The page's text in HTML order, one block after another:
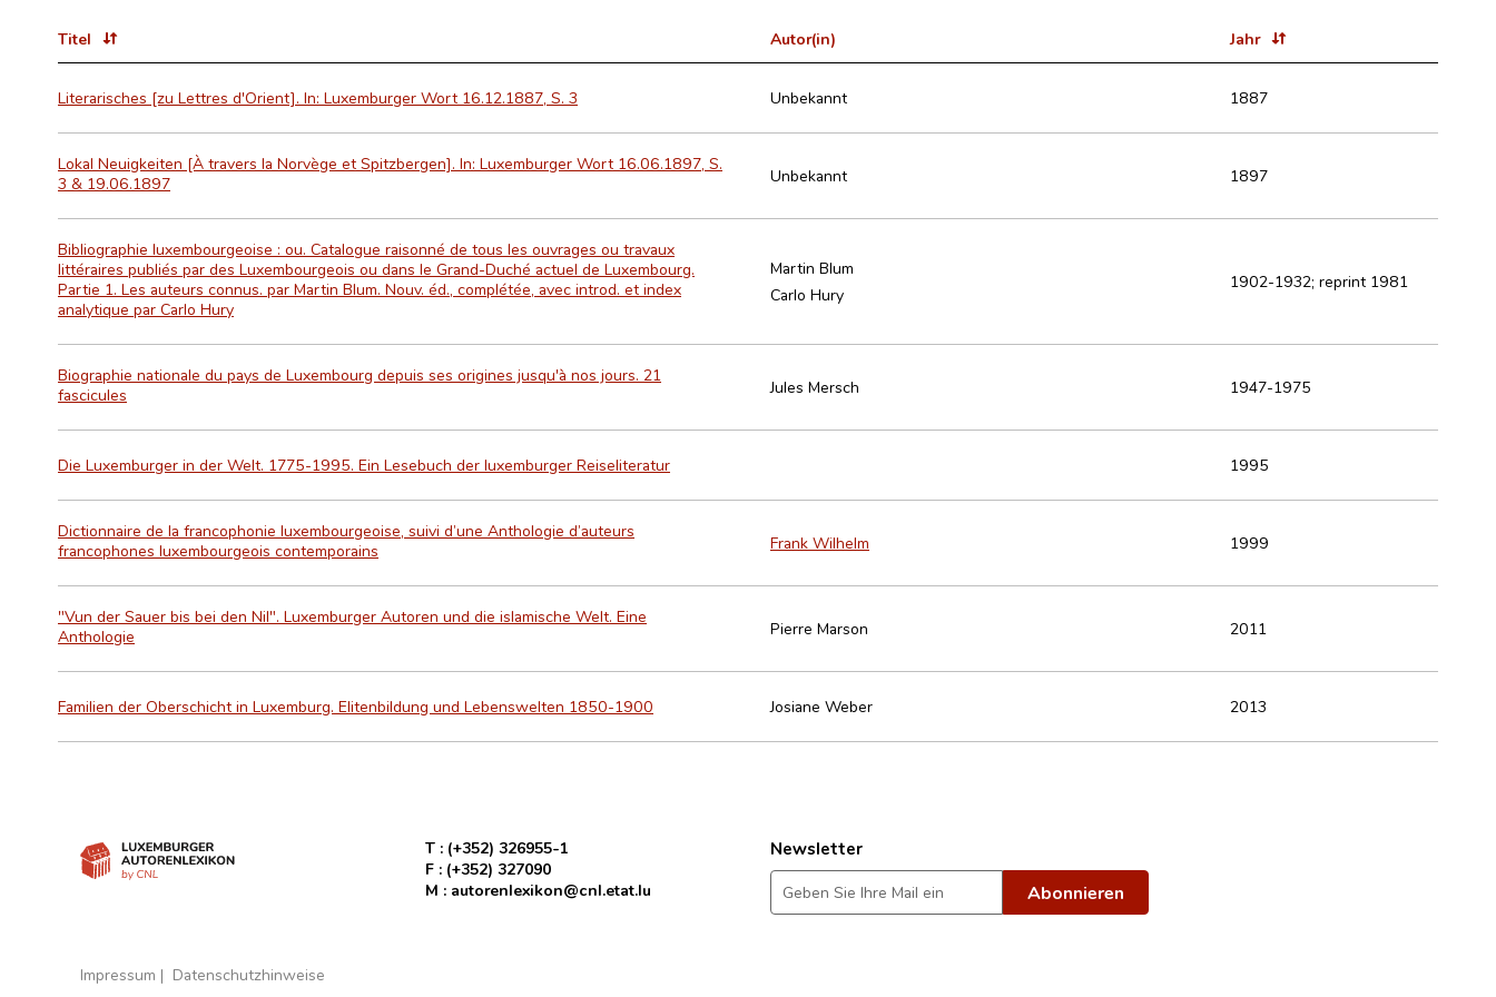
Titel Autor(in) Jahr
Literarisches [zu Lettres d'Orient]. In: Luxemburger Wort 16.12.1887, S. 3 Unbekannt 1887
Lokal Neuigkeiten [À travers la Norvège et Spitzbergen]. In: Luxemburger Wort 16.06.1897, S.
3 & 19.06.1897
Unbekannt 1897
Bibliographie luxembourgeoise : ou. Catalogue raisonné de tous les ouvrages ou travaux
littéraires publiés par des Luxembourgeois ou dans le Grand-Duché actuel de Luxembourg.
Partie 1. Les auteurs connus. par Martin Blum. Nouv. éd., complétée, avec introd. et index
analytique par Carlo Hury
Martin Blum
Carlo Hury
1902-1932; reprint 1981
Biographie nationale du pays de Luxembourg depuis ses origines jusqu'à nos jours. 21
fascicules
Jules Mersch 1947-1975
Die Luxemburger in der Welt. 1775-1995. Ein Lesebuch der luxemburger Reiseliteratur 1995
Dictionnaire de la francophonie luxembourgeoise, suivi d’une Anthologie d’auteurs
francophones luxembourgeois contemporains
Frank Wilhelm 1999
"Vun der Sauer bis bei den Nil". Luxemburger Autoren und die islamische Welt. Eine
Anthologie
Pierre Marson 2011
Familien der Oberschicht in Luxemburg. Elitenbildung und Lebenswelten 1850-1900 Josiane Weber 2013
T : (+352) 326955-1
F : (+352) 327090
M : autorenlexikon@cnl.etat.lu
Newsletter
Impressum Datenschutzhinweise